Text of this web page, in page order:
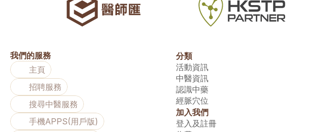
我們的服務
主頁
招聘服務
搜尋中醫服務
手機APPS(用戶版)
分類
活動資訊
中醫資訊
認識中藥
經脈穴位
加入我們
登入及註冊